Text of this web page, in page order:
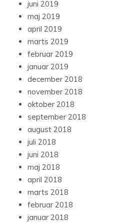
juni 2019
maj 2019
april 2019
marts 2019
februar 2019
januar 2019
december 2018
november 2018
oktober 2018
september 2018
august 2018
juli 2018
juni 2018
maj 2018
april 2018
marts 2018
februar 2018
januar 2018